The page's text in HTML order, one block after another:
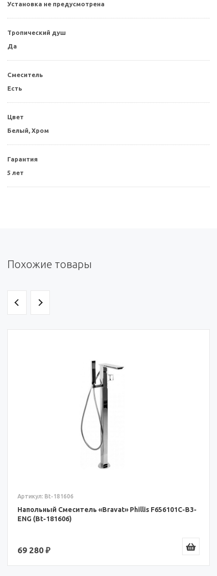
Установка не предусмотрена
Тропический душ
Да
Смеситель
Есть
Цвет
Белый, Хром
Гарантия
5 лет
Похожие товары
Артикул: Bt-181606
Напольный Смеситель «Bravat» Phillis F656101C-B3-
ENG (Bt-181606)
69 280 ₽